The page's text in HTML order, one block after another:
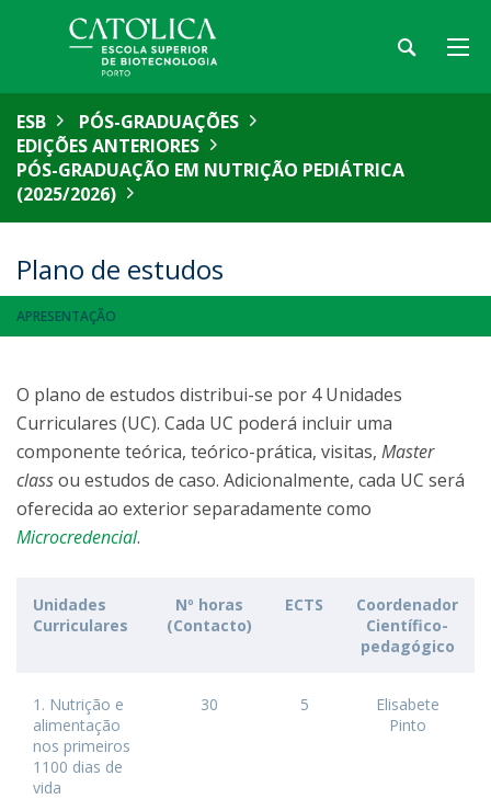
ESB
PÓS-GRADUAÇÕES
EDIÇÕES ANTERIORES
PÓS-GRADUAÇÃO EM NUTRIÇÃO PEDIÁTRICA
(2025/2026)
Plano de estudos
APRESENTAÇÃO
O plano de estudos distribui-se por 4 Unidades
Curriculares (UC). Cada UC poderá incluir uma
componente teórica, teórico-prática, visitas, Master
classou estudos de caso. Adicionalmente, cada UC será
oferecida ao exterior separadamente como
Microcredencial.
Unidades
Curriculares
Nº horas
(Contacto)
ECTS
Coordenador
Científico-
pedagógico
1. Nutrição e
alimentação
nos primeiros
1100 dias de
vida
30 5
Elisabete
Pinto